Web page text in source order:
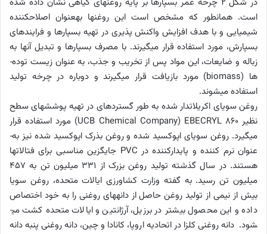
در شکل 2 چرخه عمر بسپارها بر پایه روغن­های گیاهی نشان داده شده
است. همان­طور که مشخص است این روغن­ها به­­عنوان اصلاح­کننده
شیمیایی و با هدف افزایش واکنش­ پذیری در تهیه بسپارها و فرایندهای
بسپارش، مورد استفاده قرار می­گیرند. با مصرف بسپارها و تبدیل آن­ها به
زباله و ضایعات، این مواد پس از تخریب و جذب، به­ عنوان زیست­ توده­
ها (biomass) مورد بازیافت قرار می­گیرند و دوباره در چرخه تولید
استفاده می­شوند.
روغن سویای اکریلات­دار شده به­ طور گسترده­ای در تهیه پوشش­های سطح
نظیرEBECRYL 860
(
UCB Chemical Company) مورد استفاده قرار
می­گیرد. روغن سویای اپوکسید شده و روغن بذرک اپوکسید شده نیز به­
عنوان نرم ­کننده و پایدارکننده در PVC جایگزین مناسبی برای فتالات­ها
هستند. در سال گذشته تولید روغن بزرک از 331 میلیون تن به 457
میلیون تن رسید. به گفته وزارت کشاورزی ایالات متحده، روغن سویا
بیش از نیمی از تولید روغن حاصل از دانه­های روغنی را به خود اختصاص
داده و این محصول بیشتر در برزیل، آرژانتین و ایالات متحده کشت می­
شود. دانه روغنی کلزا در اتحادیه اروپا، کانادا و چین، دانه روغنی پنبه دانه